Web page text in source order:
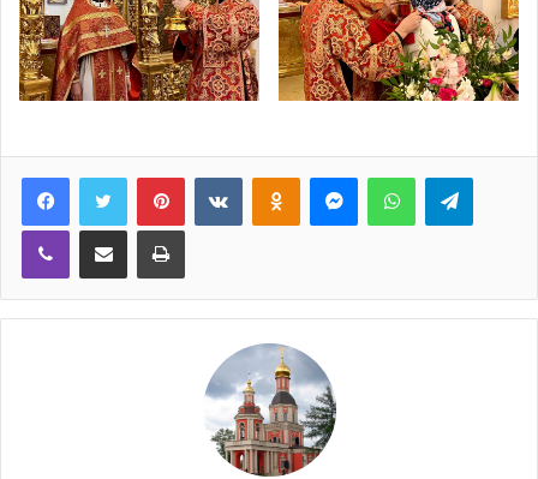
PinterestVKontakteOdnoklassniki
MessengerWhatsApp
Viber Share via Email Печать